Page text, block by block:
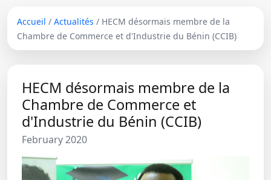
Accueil / Actualités / HECM désormais membre de la
Chambre de Commerce et d'Industrie du Bénin (CCIB)
HECM désormais membre de la
Chambre de Commerce et
d'Industrie du Bénin (CCIB)
February 2020